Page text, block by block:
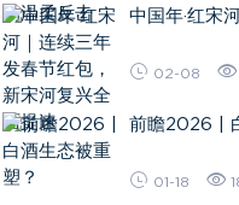
中国年·红宋
兴全面提速
02-08
前瞻2026 |
01-18